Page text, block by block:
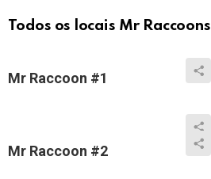
Todos os locais Mr Raccoons
Mr Raccoon #1
Mr Raccoon #2